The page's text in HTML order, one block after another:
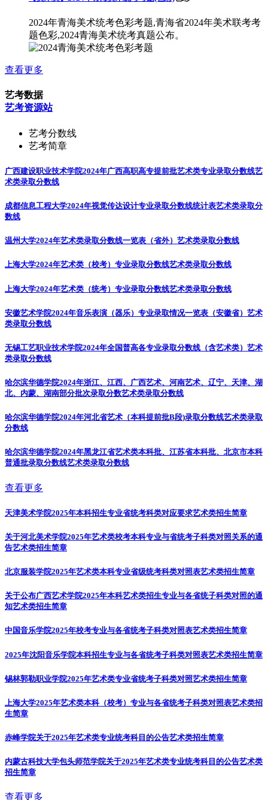
2024年青海美术统考色彩考题,青海省2024年美术联考考
题色彩,2024青海美术统考真题公布。
查看更多
艺考数据
艺考资源站
艺考分数线
艺考简章
广西建设职业技术学院2024年广西高职高专提前批艺术类专业录取分数线艺
术类录取分数线
成都信息工程大学2024年视觉传达设计专业录取分数线统计表艺术类录取分
数线
温州大学2024年艺术类录取分数线一览表（省外） 艺术类录取分数线
上海大学2024年艺术类（校考）专业录取分数线艺术类录取分数线
上海大学2024年艺术类（统考）专业录取分数线艺术类录取分数线
安徽艺术学院2024年音乐表演（器乐）专业录取情况一览表（安徽省） 艺术
类录取分数线
无锡工艺职业技术学院2024年全国普高各专业录取分数线（含艺术类） 艺术
类录取分数线
哈尔滨华德学院2024年浙江、江西、广西艺术、河南艺术、辽宁、天津、湖
北、内蒙、湖南部分批次录取分数艺术类录取分数线
哈尔滨华德学院2024年河北省艺术（本科提前批B段)录取分数线艺术类录取
分数线
哈尔滨华德学院2024年黑龙江省艺术类本科批、江苏省本科批、北京市本科
普通批录取分数线艺术类录取分数线
查看更多
天津美术学院2025年本科招生专业省统考科类对应要求艺术类招生简章
关于河北美术学院2025年艺术类校考本科专业与省统考子科类对照关系的通
告艺术类招生简章
北京服装学院2025年艺术类本科专业省级统考科类对照表艺术类招生简章
关于公布广西艺术学院2025年本科艺术类招生专业与各省统子科类对照的通
知艺术类招生简章
中国音乐学院2025年校考专业与各省统考子科类对照表艺术类招生简章
2025年沈阳音乐学院本科招生专业与各省统考子科类对照表艺术类招生简章
锡林郭勒职业学院2025年艺术类专业省统考子科类对照艺术类招生简章
上海大学2025年艺术类本科（校考）专业与各省统考子科类对照表艺术类招
生简章
赤峰学院关于2025年艺术类专业统考科目的公告艺术类招生简章
内蒙古科技大学包头师范学院关于2025年艺术类专业统考科目的公告艺术类
招生简章
查看更多